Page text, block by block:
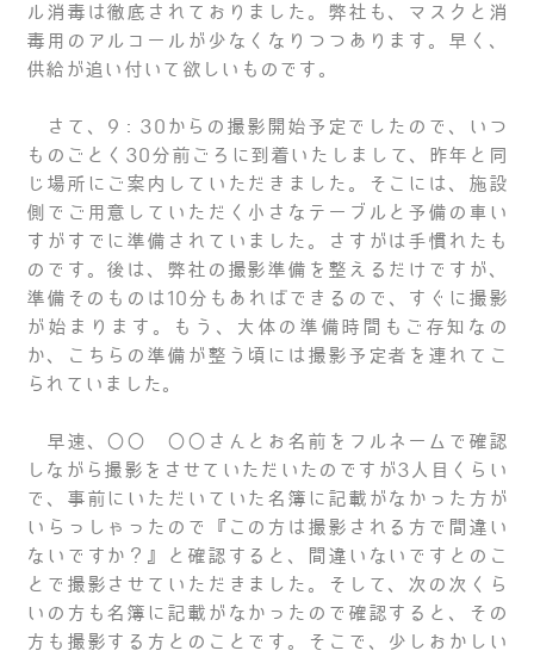
ル消毒は徹底されておりました。弊社も、マスクと消
毒用のアルコールが少なくなりつつあります。早く、
供給が追い付いて欲しいものです。
さて、9：30からの撮影開始予定でしたので、いつ
ものごとく30分前ごろに到着いたしまして、昨年と同
じ場所にご案内していただきました。そこには、施設
側でご用意していただく小さなテーブルと予備の車い
すがすでに準備されていました。さすがは手慣れたも
のです。後は、弊社の撮影準備を整えるだけですが、
準備そのものは10分もあればできるので、すぐに撮影
が始まります。もう、大体の準備時間もご存知なの
か、こちらの準備が整う頃には撮影予定者を連れてこ
られていました。
早速、○○ ○○さんとお名前をフルネームで確認
しながら撮影をさせていただいたのですが3人目くらい
で、事前にいただいていた名簿に記載がなかった方が
いらっしゃったので『この方は撮影される方で間違い
ないですか？』と確認すると、間違いないですとのこ
とで撮影させていただきました。そして、次の次くら
いの方も名簿に記載がなかったので確認すると、その
方も撮影する方とのことです。そこで、少しおかしい